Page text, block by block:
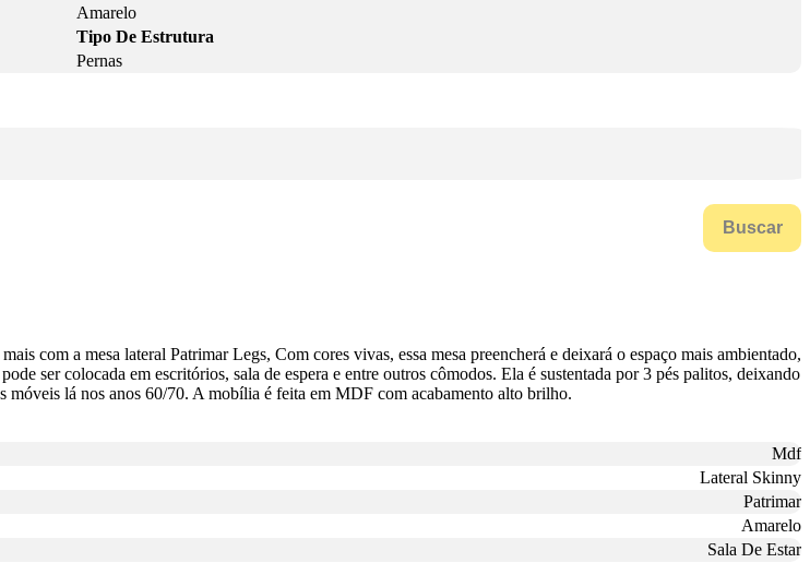
Amarelo
Tipo De Estrutura
Pernas
Buscar
com a mesa lateral Patrimar Legs, Com cores vivas, essa mesa preencherá e deixará o espaço mais ambientado,
ser colocada em escritórios, sala de espera e entre outros cômodos. Ela é sustentada por 3 pés palitos, deixando
móveis lá nos anos 60/70. A mobília é feita em MDF com acabamento alto brilho.
Mdf
Lateral Skinny
Patrimar
Amarelo
Sala De Estar